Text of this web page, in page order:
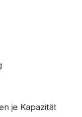
je Kapazität